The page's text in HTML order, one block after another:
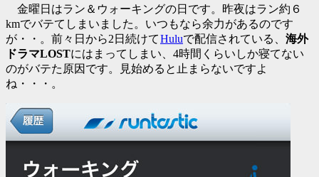
金曜日はラン＆ウォーキングの日です。昨夜はラン約６
kmでバテてしまいました。いつもなら余力があるのです
が・・。前々日から2日続けてHuluで配信されている、 海外
ドラマLOSTにはまってしまい、4時間くらいしか寝てない
のがバテた原因です。見始めると止まらないですよ
ね・・・。